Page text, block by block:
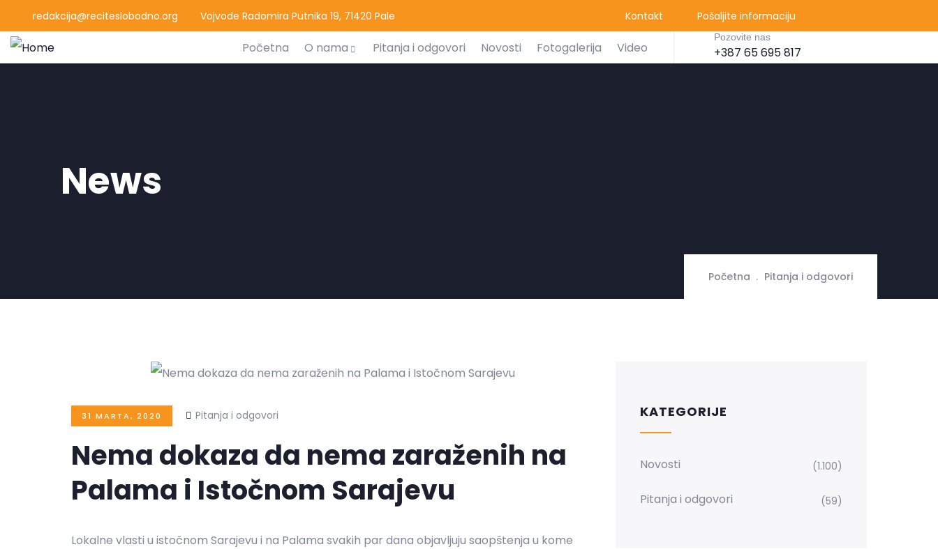
redakcija@reciteslobodno.org Vojvode Radomira Putnika 19, 71420 Pale Pošaljite informaciju
Kontakt
Početna O nama Pitanja i odgovori Novosti Fotogalerija Video
Pozovite nas
+387 65 695 817
News
Početna Pitanja i odgovori
31 MARTA, 2020 Pitanja i odgovori
Nema dokaza da nema zaraženih na
Palama i Istočnom Sarajevu
Lokalne vlasti u istočnom Sarajevu i na Palama svakih par dana objavljuju saopštenja u kome
KATEGORIJE
Novosti (1.100)
Pitanja i odgovori (59)